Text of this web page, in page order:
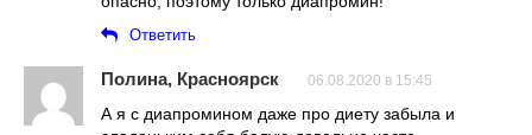
Ответить
Полина, Красноярск 06.08.2020 в 15:45
А я с диапромином даже про диету забыла и